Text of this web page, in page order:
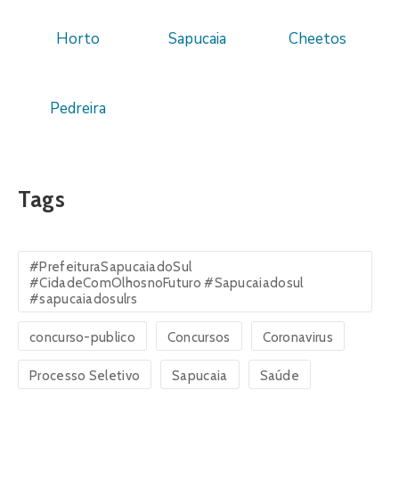
Horto Sapucaia Cheetos
Pedreira
Tags
#PrefeituraSapucaiadoSul
#CidadeComOlhosnoFuturo #Sapucaiadosul
#sapucaiadosulrs
concurso-publico Concursos Coronavirus
Processo Seletivo Sapucaia Saúde